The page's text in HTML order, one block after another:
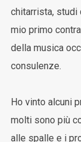
chitarrista, studi
mio primo
della musica
consulenze.
Ho vinto alcuni
molti sono più
alle spalle e i